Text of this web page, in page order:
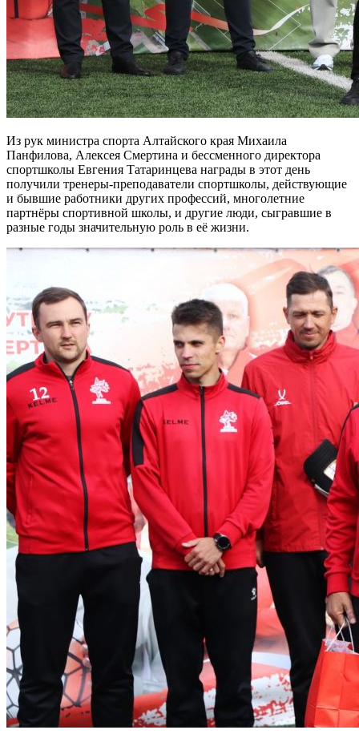
Из рук министра спорта Алтайского края Михаила
Панфилова, Алексея Смертина и бессменного директора
спортшколы Евгения Татаринцева награды в этот день
получили тренеры-преподаватели спортшколы, действующие
и бывшие работники других профессий, многолетние
партнёры спортивной школы, и другие люди, сыгравшие в
разные годы значительную роль в её жизни.